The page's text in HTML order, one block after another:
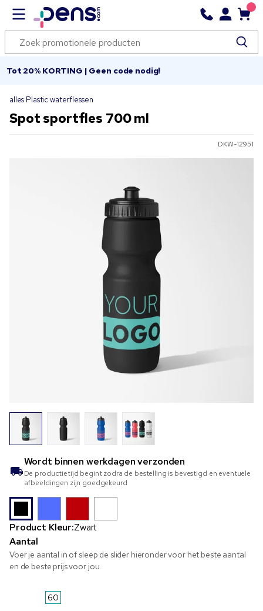
Tot 20% KORTING | Geen code nodig!
alles Plastic waterflessen
Spot sportfles 700 ml
DKW-12951
Wordt binnen werkdagen verzonden
De productietijd begint zodra de bestelling is bevestigd en eventuele
afbeeldingen zijn goedgekeurd
Product Kleur:Zwart
Aantal
Voer je aantal in of sleep de slider hieronder voor het beste aantal
en de beste prijs voor jou.
60